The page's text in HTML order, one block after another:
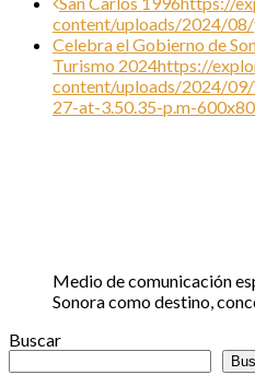
navigation
content/uploads/2024/
Celebra el Gobierno de
Turismo 2024https://
content/uploads/2024/
27-at-3.50.35-p.m-
Medio de comunicación
Sonora como destino,
Buscar